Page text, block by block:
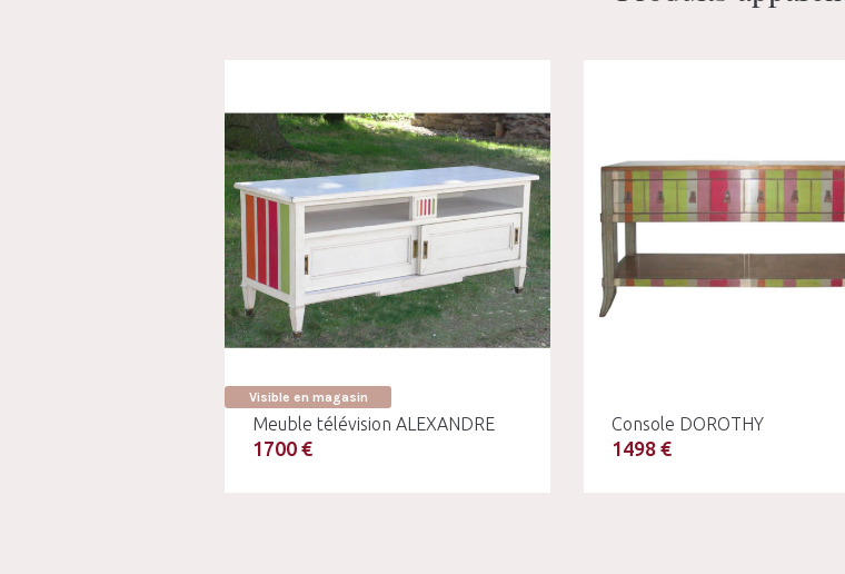
Visible en magasin
Meuble télévision ALEXANDRE
1700 €
Console DOROTHY
1498 €